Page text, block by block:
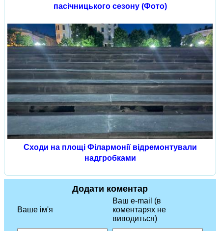
пасічницького сезону (Фото)
Сходи на площі Філармонії відремонтували
надгробками
Додати коментар
Ваше ім'я
Ваш e-mail (в
коментарях не
виводиться)